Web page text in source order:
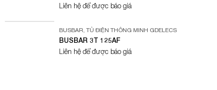
Liên hệ để được báo giá
BUSBAR, TỦ ĐIỆN THÔNG MINH GDELECS
BUSBAR 3T 125AF
Liên hệ để được báo giá